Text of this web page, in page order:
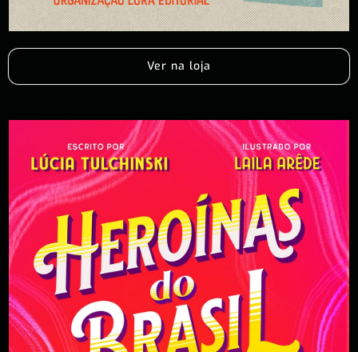
Ver na loja